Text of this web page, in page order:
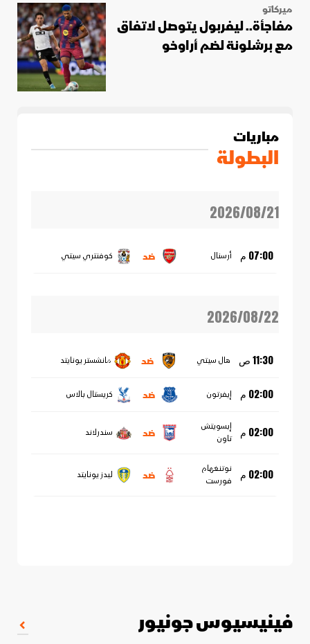
ميركاتو
مفاجأة.. ليفربول يتوصل لاتفاق
مع برشلونة لضم أراوخو
مباريات
البطولة
2026/08/21
07:00 م أرسنال ضد كوفنتري سيتي
2026/08/22
11:30 ص هال سيتي ضد مانشستر يونايتد
02:00 م إيفرتون ضد كريستال بالاس
02:00 م
إبسويتش
تاون
ضد سندرلاند
02:00 م
نوتنغهام
فورست
ضد ليدز يونايتد
فينيسيوس جونيور